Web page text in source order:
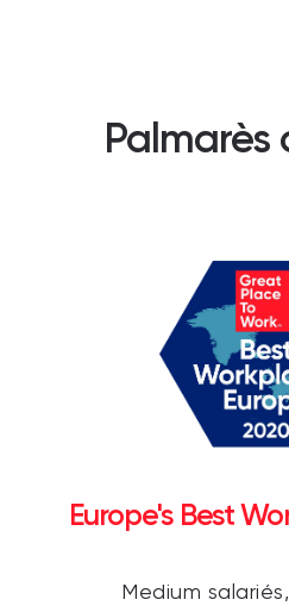
Europe's Best
Medium salariés,